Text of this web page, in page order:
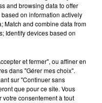
05/2025 À 08H01
and browsing data to offer
on information actively
Match and combine data from
Identify devices based on
et fermer", ou affiner en
dans "Gérer mes choix".
sur "Continuer sans
que pour ce site. Vous
votre consentement à tout